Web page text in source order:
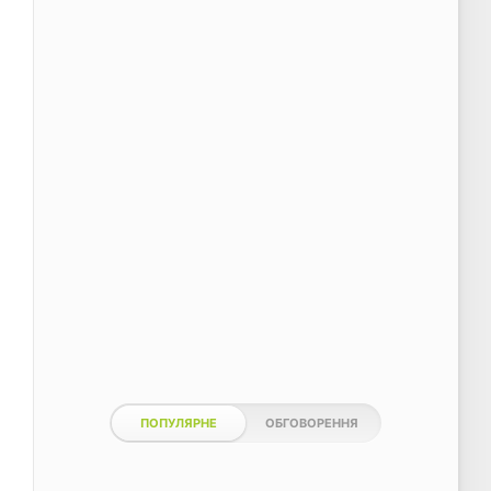
ПОПУЛЯРНЕ ОБГОВОРЕННЯ